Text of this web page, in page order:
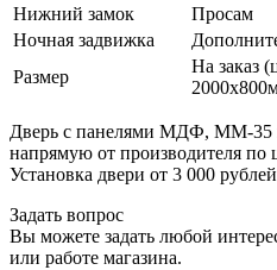
Нижний замок
Просам
Ночная задвижка
Размер
На заказ
Дверь с панелями МДФ, ММ-35
напрямую от производителя по
Установка двери от 3 000
Задать вопрос
Вы можете задать любой
или работе магазина.